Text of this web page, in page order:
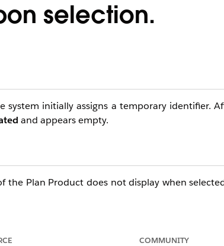
selection.
system initially assigns a temporary identifier.
and appears empty.
Plan Product does not display when
COMMUNITY